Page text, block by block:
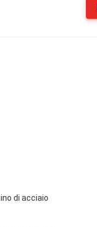
di acciaio